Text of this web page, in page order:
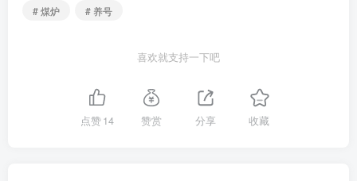
# 煤炉
# 养号
喜欢就支持一下吧
点赞14 赞赏 分享 收藏